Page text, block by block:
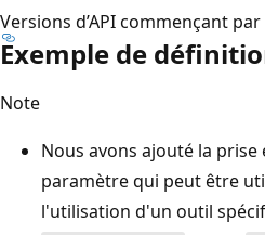
Versions d’API commençant par
Exemple de
Note
Nous avons ajouté la prise
paramètre qui peut être
l'utilisation d'un outil